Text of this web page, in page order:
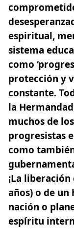
espiritual,
sistema
como
protección y
constante.
la
muchos de
progresistas
como
¡La
años) o de
nación o
espíritu